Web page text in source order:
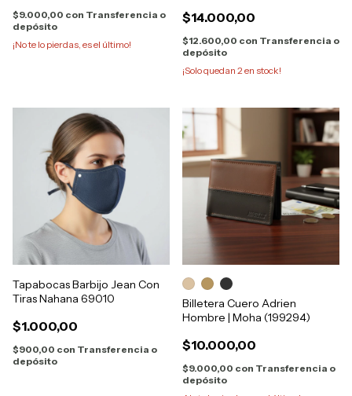
$9.000,00 con Transferencia o
depósito
¡No te lo pierdas, es el último!
$14.000,00
$12.600,00 con Transferencia o
depósito
¡Solo quedan 2en stock!
Tapabocas Barbijo Jean Con
Tiras Nahana 69010
$1.000,00
$900,00 con Transferencia o
depósito
Billetera Cuero Adrien
Hombre | Moha (199294)
$10.000,00
$9.000,00 con Transferencia o
depósito